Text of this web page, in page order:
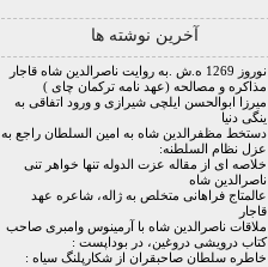
آخرین نوشته ها
نوروز 1269 ه.ش .به روایت ناصرالدین شاه قاجار
مذاکره و مصالحه (عهد نامه ترکمان چای )
میرزا ابوالحسن ایلچی شیرازی و ورود اتفاقی به
ینگی دنیا
دستخط مظفرالدین شاه به امین السلطان راجع به
عزل نظام السلطنه:
خلاصه ای از مقاله عزت الدوله تنها خواهر تنی
ناصرالدین شاه
عالمتاج فراهانی متخلص به ژاله، شاعره عهد
قاجار
ملاقات ناصرالدین شاه با آرمینوس وامبری صاحب
کتاب درویشی دروغین، در بوداپست :
خاطره سلطان صاحبقران از شکارپلنگ سیاه :